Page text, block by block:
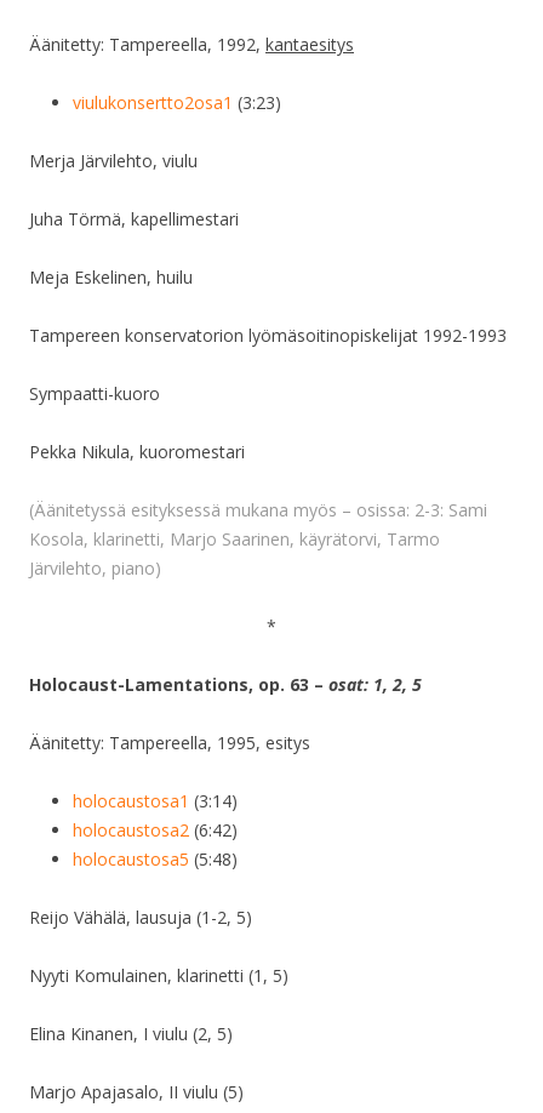
Äänitetty: Tampereella, 1992, kantaesitys
viulukonsertto2osa1 (3:23)
Merja Järvilehto, viulu
Juha Törmä, kapellimestari
Meja Eskelinen, huilu
Tampereen konservatorion lyömäsoitinopiskelijat 1992-1993
Sympaatti-kuoro
Pekka Nikula, kuoromestari
(Äänitetyssä esityksessä mukana myös – osissa: 2-3: Sami
Kosola, klarinetti, Marjo Saarinen, käyrätorvi, Tarmo
Järvilehto, piano)
*
Holocaust-Lamentations, op. 63 – osat: 1, 2, 5
Äänitetty: Tampereella, 1995, esitys
holocaustosa1 (3:14)
holocaustosa2 (6:42)
holocaustosa5 (5:48)
Reijo Vähälä, lausuja (1-2, 5)
Nyyti Komulainen, klarinetti (1, 5)
Elina Kinanen, I viulu (2, 5)
Marjo Apajasalo, II viulu (5)